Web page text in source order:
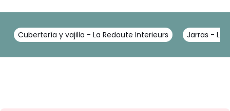
Cubertería y vajilla - La Redoute Interieurs Jarras - La